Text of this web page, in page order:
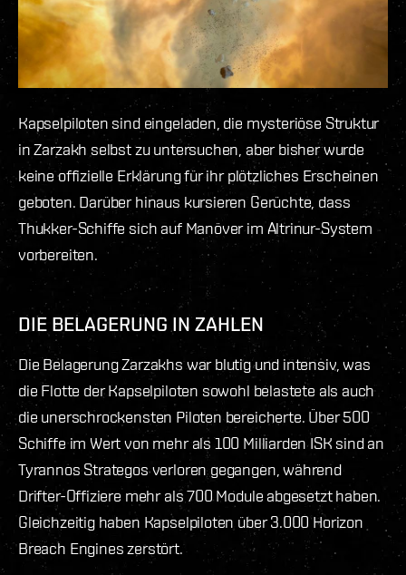
Kapselpiloten sind eingeladen, die mysteriöse Struktur
in Zarzakh selbst zu untersuchen, aber bisher wurde
keine offizielle Erklärung für ihr plötzliches Erscheinen
geboten. Darüber hinaus kursieren Gerüchte, dass
Thukker-Schiffe sich auf Manöver im Altrinur-System
vorbereiten.
DIE BELAGERUNG IN ZAHLEN
Die Belagerung Zarzakhs war blutig und intensiv, was
die Flotte der Kapselpiloten sowohl belastete als auch
die unerschrockensten Piloten bereicherte. Über 500
Schiffe im Wert von mehr als 100 Milliarden ISK sind an
Tyrannos Strategos verloren gegangen, während
Drifter-Offiziere mehr als 700 Module abgesetzt haben.
Gleichzeitig haben Kapselpiloten über 3.000 Horizon
Breach Engines zerstört.